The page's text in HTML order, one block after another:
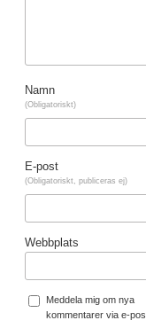
Namn
(Obligatoriskt)
E-post
(Obligatoriskt, publiceras ej)
Webbplats
Meddela mig om nya
kommentarer via e-